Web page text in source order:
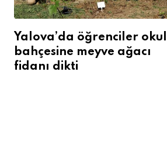
Yalova’da öğrenciler okul
bahçesine meyve ağacı
fidanı dikti